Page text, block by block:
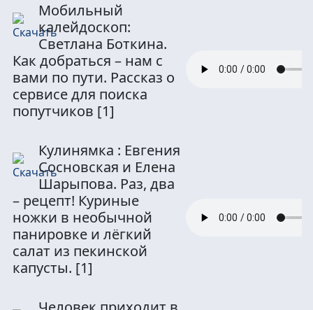
Мобильный
калейдоскоп:
Светлана Боткина.
Как добраться – нам с
вами по пути. Рассказ о
сервисе для поиска
попутчиков [1]
Кулинямка : Евгения
Сосновская и Елена
Шарыпова. Раз, два
– рецепт! Куриные
ножки в необычной
панировке и лёгкий
салат из пекинской
капусты. [1]